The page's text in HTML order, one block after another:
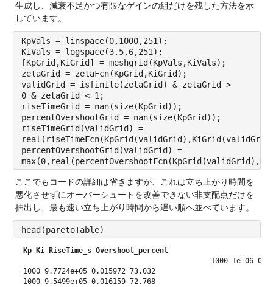
生成し、減衰不足かつ有限なゲインの組だけを残した方法を示
しています。
KpVals = linspace(0,1000,251);
KiVals = logspace(3.5,6,251);
[KpGrid,KiGrid] = meshgrid(KpVals,KiVals);
zetaGrid = zetaFcn(KpGrid,KiGrid);
validGrid = isfinite(zetaGrid) & zetaGrid >
0 & zetaGrid < 1;
riseTimeGrid = nan(size(KpGrid));
percentOvershootGrid = nan(size(KpGrid));
riseTimeGrid(validGrid) =
percentOvershootGrid(validGrid) =
ここでもコードの詳細は省きますが、これは立ち上がり時間を
悪化させずにオーバーシュートを改善できない非支配点だけを
抽出し、最も速い立ち上がり時間から遅い順へ並べています。
head(paretoTable)
Kp Ki RiseTime_s Overshoot_percent
1000 1e+06
1000 9.7724e+05 0.015972 73.032
1000 9.5499e+05 0.016159 72.768